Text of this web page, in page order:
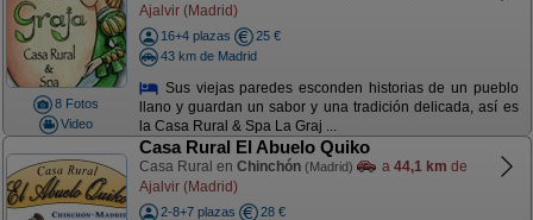
8 Fotos
Video
Ajalvir (Madrid)
16+4 plazas
25 €
43 km de Madrid
Sus viejas paredes esconden historias de un pueblo
llano y guardan un sabor y una tradición delicada, así es
la Casa Rural & Spa La Graj ...
Casa Rural El Abuelo Quiko
Casa Rural en Chinchón (Madrid) a 44,1 km de
Ajalvir (Madrid)
2-8+7 plazas
28 €